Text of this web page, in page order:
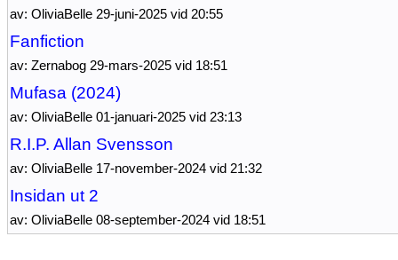
av: OliviaBelle 29-juni-2025 vid 20:55
Fanfiction
av: Zernabog 29-mars-2025 vid 18:51
Mufasa (2024)
av: OliviaBelle 01-januari-2025 vid 23:13
R.I.P. Allan Svensson
av: OliviaBelle 17-november-2024 vid 21:32
Insidan ut 2
av: OliviaBelle 08-september-2024 vid 18:51